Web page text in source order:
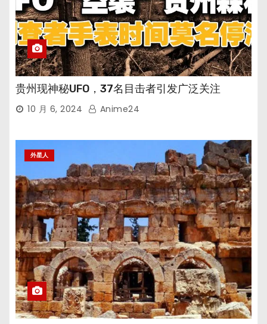
贵州现神秘UFO，37名目击者引发广泛关注
10 月 6, 2024 Anime24
外星人